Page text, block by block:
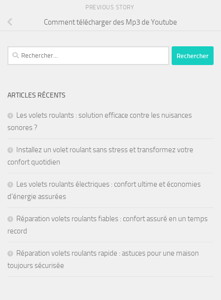
PREVIOUS STORY
Comment télécharger des Mp3 de Youtube
ARTICLES RÉCENTS
Les volets roulants : solution efficace contre les nuisances
sonores ?
Installez un volet roulant sans stress et transformez votre
confort quotidien
Les volets roulants électriques : confort ultime et économies
d’énergie assurées
Réparation volets roulants fiables : confort assuré en un temps
record
Réparation volets roulants rapide : astuces pour une maison
toujours sécurisée